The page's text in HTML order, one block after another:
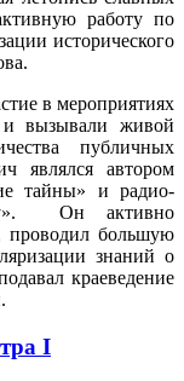
работу по
исторического
в мероприятиях
и вызывали живой
публичных
являлся автором
тайны» и радио-
Он активно
проводил большую
знаний о
краеведение
I